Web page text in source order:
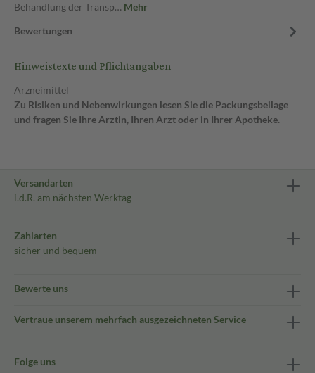
Behandlung der Transp… Mehr
Bewertungen
Hinweistexte und Pflichtangaben
Arzneimittel
Zu Risiken und Nebenwirkungen lesen Sie die Packungsbeilage
und fragen Sie Ihre Ärztin, Ihren Arzt oder in Ihrer Apotheke.
Versandarten
i.d.R. am nächsten Werktag
Zahlarten
sicher und bequem
Bewerte uns
Vertraue unserem mehrfach ausgezeichneten Service
Folge uns